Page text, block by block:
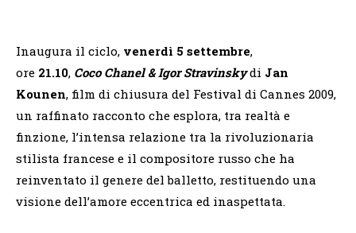
Inaugura il ciclo, venerdì 5 settembre,
ore 21.10, Coco Chanel & Igor Stravinskydi Jan
Kounen, film di chiusura del Festival di Cannes 2009,
un raffinato racconto che esplora, tra realtà e
finzione, l’intensa relazione tra la rivoluzionaria
stilista francese e il compositore russo che ha
reinventato il genere del balletto, restituendo una
visione dell’amore eccentrica ed inaspettata.